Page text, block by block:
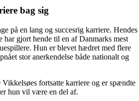
bag sig
på en lang og succesrig karriere. Hendes
har gjort hende til en af Danmarks mest
Hun er blevet hædret med flere
stor anerkendelse både nationalt og
fortsatte karriere og er spændte
hun vil være en del af.